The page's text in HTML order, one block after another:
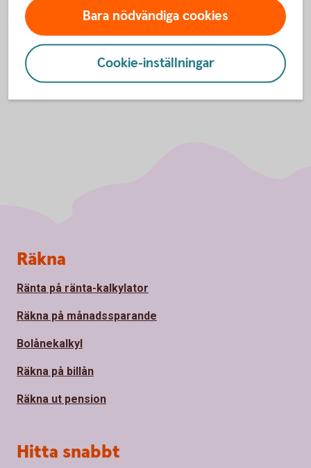
NID för länder utanför EU/EES
Bara nödvändiga cookies
Cookie-inställningar
Sidfot
Räkna
Ränta på ränta-kalkylator
Räkna på månadssparande
Bolånekalkyl
Räkna på billån
Räkna ut pension
Hitta snabbt